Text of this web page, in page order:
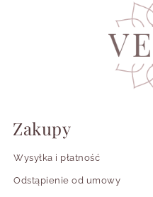
Zakupy
Wysyłka i płatność
Odstąpienie od umowy